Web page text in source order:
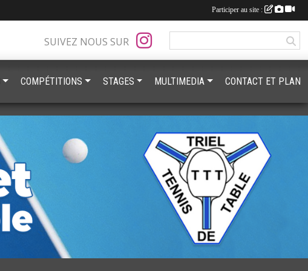
SUIVEZ NOUS SUR
COMPÉTITIONS STAGES MULTIMEDIA CONTACT ET PLAN
Participer au site :